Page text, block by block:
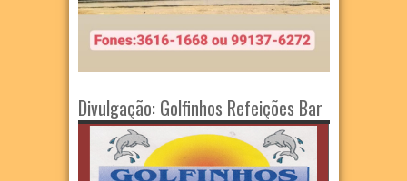
Divulgação: Golfinhos Refeições Bar